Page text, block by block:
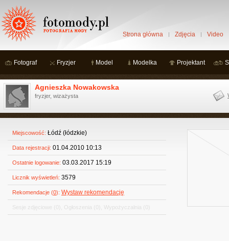
Strona główna Zdjęcia Video
Fotograf Fryzjer Model Modelka Projektant
Agnieszka Nowakowska
fryzjer, wizażysta
Miejscowość: Łódź (łódzkie)
Data rejestracji: 01.04.2010 10:13
Ostatnie logowanie: 03.03.2017 15:19
Licznik wyświetleń: 3579
Rekomendacje (0): Wystaw rekomendację
Sesje zdjęciowe (0) Ogłoszenia (0) Wypożyczalnia (0)